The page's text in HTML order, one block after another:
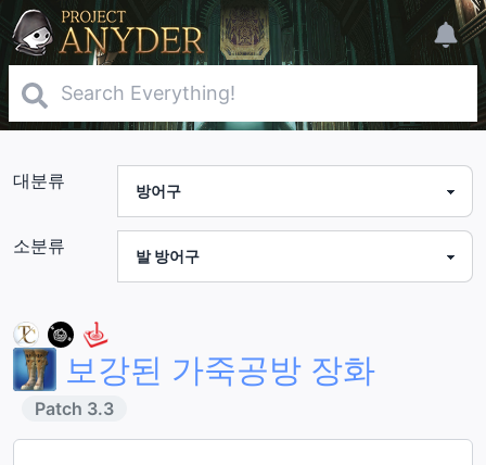
대분류
소분류
보강된 가죽공방 장화
Patch 3.3